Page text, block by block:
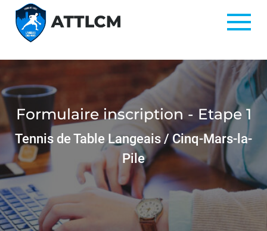
Formulaire inscription - Etape 1
Tennis de Table Langeais / Cinq-Mars-la-
Pile